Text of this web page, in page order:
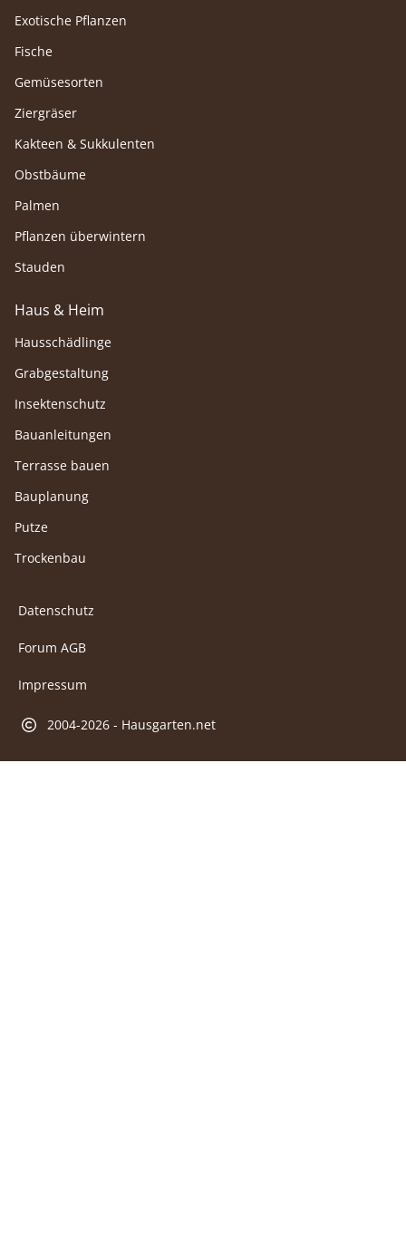
Exotische Pflanzen
Fische
Gemüsesorten
Ziergräser
Kakteen & Sukkulenten
Obstbäume
Palmen
Pflanzen überwintern
Stauden
Haus & Heim
Hausschädlinge
Grabgestaltung
Insektenschutz
Bauanleitungen
Terrasse bauen
Bauplanung
Putze
Trockenbau
Datenschutz
Forum AGB
Impressum
2004-2026 - Hausgarten.net